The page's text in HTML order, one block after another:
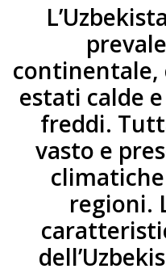
continentale,
estati calde
freddi.
vasto e
regioni.